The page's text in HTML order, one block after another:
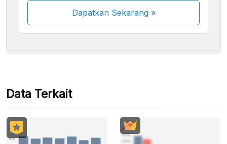
Dapatkan Sekarang»
Beberapa metode pembayaran masih dalam
Data Terkait